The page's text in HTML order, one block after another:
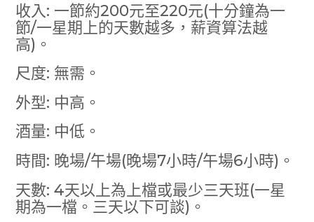
收入: 一節約200元至220元(十分鐘為一
節/一星期上的天數越多，薪資算法越
高)。
尺度: 無需。
外型: 中高。
酒量: 中低。
時間: 晚場/午場(晚場7小時/午場6小時)。
天數: 4天以上為上檔或最少三天班(一星
期為一檔。三天以下可談)。